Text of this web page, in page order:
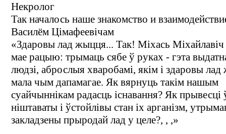
Некролог
Так началось наше знакомство и
Василём Цiмафеевiчам
«Здаровы лад жыцця... Так! Міхась
мае рацыю: трымаць сябе ў руках - гэта
людзі, аброслыя хваробамі, якім і здаровы
мала чым дапамагае. Як вярнуць такім нашым
суайчыннікам радасць існавання? Як прывесці
ніштаваты і ўстойлівы стан іх арганізм,
закладзены прыродай лад у целе?, , ,»